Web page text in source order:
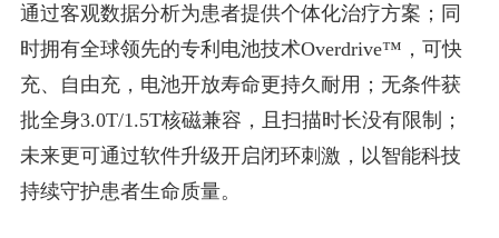
通过客观数据分析为患者提供个体化治疗方案；同
时拥有全球领先的专利电池技术Overdrive™，可快
充、自由充，电池开放寿命更持久耐用；无条件获
批全身3.0T/1.5T核磁兼容，且扫描时长没有限制；
未来更可通过软件升级开启闭环刺激，以智能科技
持续守护患者生命质量。